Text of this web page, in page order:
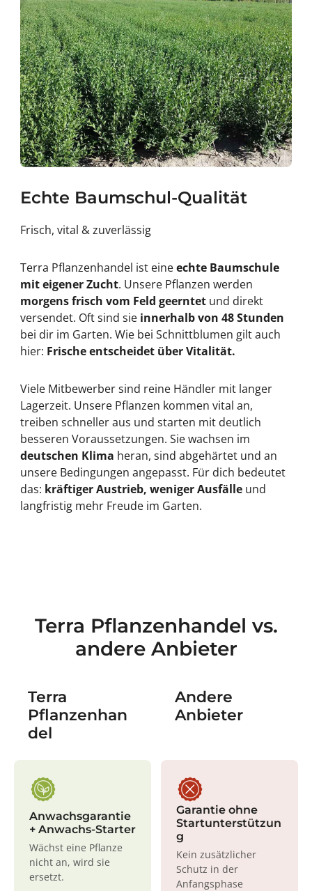
Echte Baumschul-Qualität
Frisch, vital & zuverlässig
Terra Pflanzenhandel ist eineechte Baumschule
mit eigener Zucht. Unsere Pflanzen werden
morgens frisch vom Feld geerntetund direkt
versendet. Oft sind sie innerhalb von 48 Stunden
bei dir im Garten. Wie bei Schnittblumen gilt auch
hier: Frische entscheidet über Vitalität.
Viele Mitbewerber sind reine Händler mit langer
Lagerzeit. Unsere Pflanzen kommen vital an,
treiben schneller aus und starten mit deutlich
besseren Voraussetzungen. Sie wachsen im
deutschen Klima heran, sind abgehärtet und an
unsere Bedingungen angepasst. Für dich bedeutet
das: kräftiger Austrieb, weniger Ausfälle und
langfristig mehr Freude im Garten.
Terra Pflanzenhandel vs.
andere Anbieter
Terra
Pflanzenhan
del
Andere
Anbieter
Anwachsgarantie
+ Anwachs-Starter
Wächst eine Pflanze
nicht an, wird sie
ersetzt.
Garantie ohne
Startunterstützun
g
Kein zusätzlicher
Schutz in der
Anfangsphase